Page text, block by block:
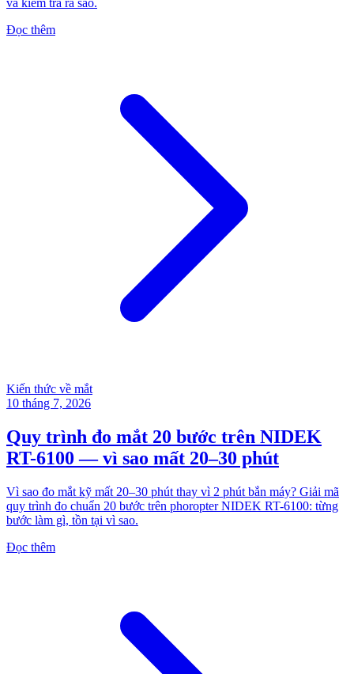
và kiểm tra ra sao.
Đọc thêm
Kiến thức về mắt
10 tháng 7, 2026
Quy trình đo mắt 20 bước trên NIDEK
RT-6100 — vì sao mất 20–30 phút
Vì sao đo mắt kỹ mất 20–30 phút thay vì 2 phút bắn máy? Giải mã
quy trình đo chuẩn 20 bước trên phoropter NIDEK RT-6100: từng
bước làm gì, tồn tại vì sao.
Đọc thêm